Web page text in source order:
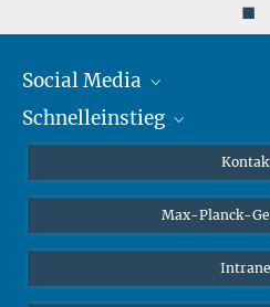
◼
Social Media
Mastodon
Schnelleinstieg
Studierende
Schüler*innen
Öffentlichkeit
Max-Planck-